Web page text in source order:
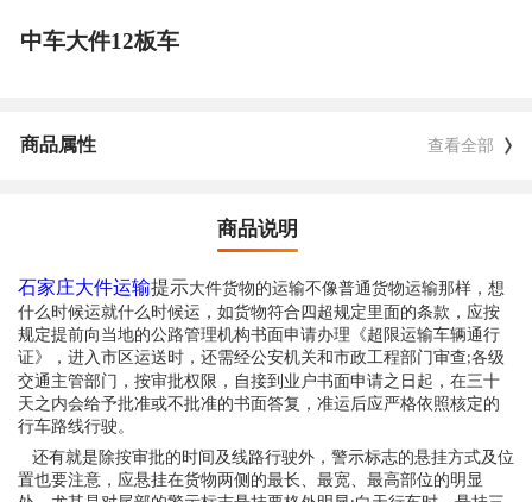
中车大件12板车
商品属性 查看全部
商品说明
石家庄大件运输提示大件货物的运输不像普通货物运输那样，想
什么时候运就什么时候运，如货物符合四超规定里面的条款，应按
规定提前向当地的公路管理机构书面申请办理《超限运输车辆通行
证》，进入市区运送时，还需经公安机关和市政工程部门审查;各级
交通主管部门，按审批权限，自接到业户书面申请之日起，在三十
天之内会给予批准或不批准的书面答复，准运后应严格依照核定的
行车路线行驶。
还有就是除按审批的时间及线路行驶外，警示标志的悬挂方式及位
置也要注意，应悬挂在货物两侧的最长、最宽、最高部位的明显